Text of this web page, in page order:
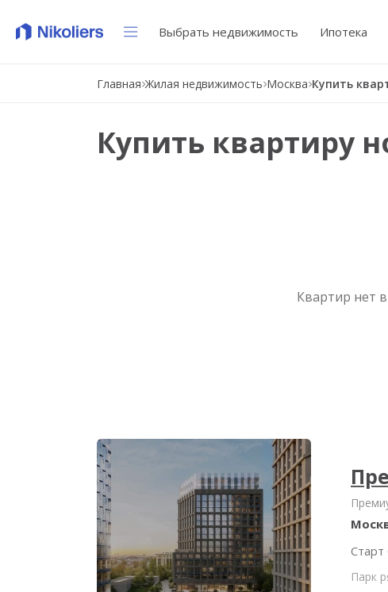
Выбрать недвижимость Ипотека
Главная Жилая недвижимость Москва Купить
Купить квартиру
Квартир нет
Старт
Парк